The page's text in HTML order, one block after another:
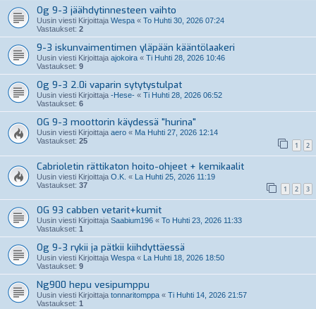
Og 9-3 jäähdytinnesteen vaihto
Uusin viesti Kirjoittaja Wespa « To Huhti 30, 2026 07:24
Vastaukset: 2
9-3 iskunvaimentimen yläpään kääntölaakeri
Uusin viesti Kirjoittaja ajokoira « Ti Huhti 28, 2026 10:46
Vastaukset: 9
Og 9-3 2.0i vaparin sytytystulpat
Uusin viesti Kirjoittaja -Hese- « Ti Huhti 28, 2026 06:52
Vastaukset: 6
OG 9-3 moottorin käydessä "hurina"
Uusin viesti Kirjoittaja aero « Ma Huhti 27, 2026 12:14
Vastaukset: 25 1 2
Cabrioletin rättikaton hoito-ohjeet + kemikaalit
Uusin viesti Kirjoittaja O.K. « La Huhti 25, 2026 11:19
Vastaukset: 37 1 2 3
OG 93 cabben vetarit+kumit
Uusin viesti Kirjoittaja Saabium196 « To Huhti 23, 2026 11:33
Vastaukset: 1
Og 9-3 rykii ja pätkii kiihdyttäessä
Uusin viesti Kirjoittaja Wespa « La Huhti 18, 2026 18:50
Vastaukset: 9
Ng900 hepu vesipumppu
Uusin viesti Kirjoittaja tonnaritomppa « Ti Huhti 14, 2026 21:57
Vastaukset: 1